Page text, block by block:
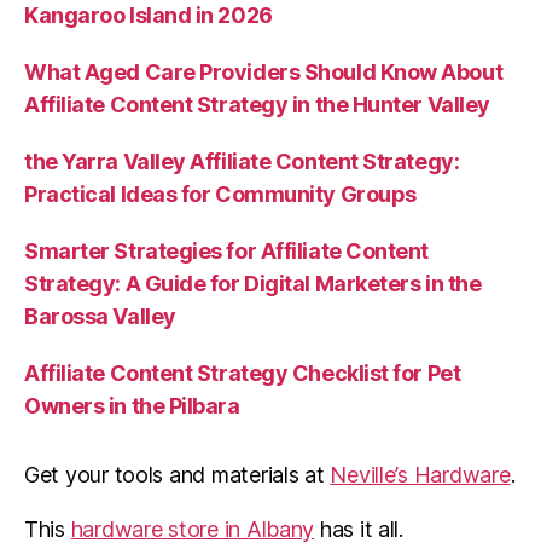
Kangaroo Island in 2026
What Aged Care Providers Should Know About
Affiliate Content Strategy in the Hunter Valley
the Yarra Valley Affiliate Content Strategy:
Practical Ideas for Community Groups
Smarter Strategies for Affiliate Content
Strategy: A Guide for Digital Marketers in the
Barossa Valley
Affiliate Content Strategy Checklist for Pet
Owners in the Pilbara
Get your tools and materials at Neville’s Hardware.
This hardware store in Albany has it all.